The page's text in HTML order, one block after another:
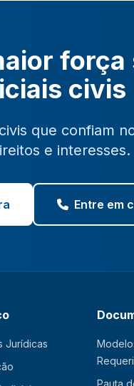
civis
que confiam
e interesses.
Entre em
Jurídicas
Pauta